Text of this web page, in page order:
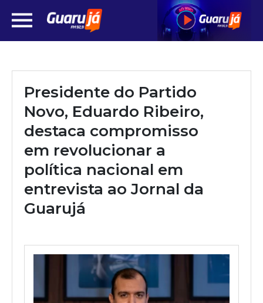
Presidente do Partido
Novo, Eduardo Ribeiro,
destaca compromisso
em revolucionar a
política nacional em
entrevista ao Jornal da
Guarujá